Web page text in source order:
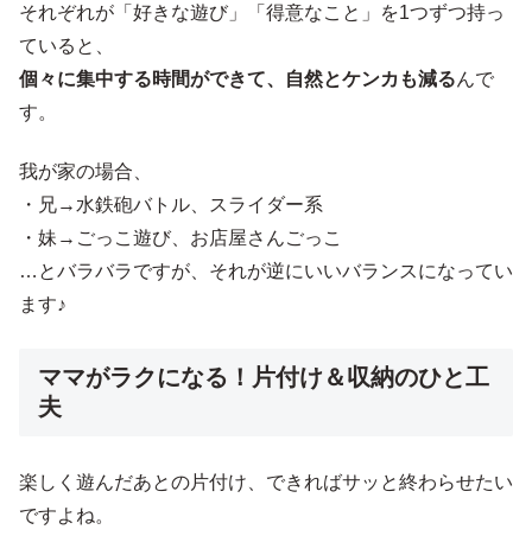
それぞれが「好きな遊び」「得意なこと」を1つずつ持っ
ていると、
個々に集中する時間ができて、自然とケンカも減るんで
す。
我が家の場合、
・兄→水鉄砲バトル、スライダー系
・妹→ごっこ遊び、お店屋さんごっこ
…とバラバラですが、それが逆にいいバランスになってい
ます♪
ママがラクになる！片付け＆収納のひと工
夫
楽しく遊んだあとの片付け、できればサッと終わらせたい
ですよね。